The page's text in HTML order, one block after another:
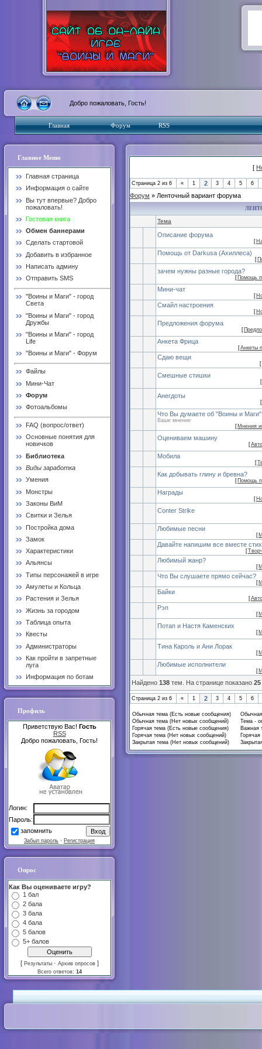
Добро пожаловать, Гость!
Главная Форум RSS
Главное Меню
Главная страница
Информация о сайте
Вы тут впервые? Добро
пожаловать!
Гостевая книга
Обмен баннерами
Сделать стартовой
Добавить в избранное
Написать админу
Отправить SMS
"Воины и Маги" - город
Света
"Воины и Маги" - город
Дружбы
"Воины и Маги" - город
Life
"Воины и Маги" - Форум
Файлы
Мини-Чат
Форум
Фотоальбомы
FAQ (вопрос/ответ)
Основные понятия для
новичков
Библиотека
Виды заработка
Умения
Монстры
Законы ВиМ
Свитки и Зелья
Постройка дома
Замок
Характеристики
Альянсы
Типы персонажей в игре
Амулеты и Кольца
Растения и Зелья
Жизнь за городом
Таблица опыта
Квесты
Администраторы
Как пройти в запретные
луга
Информация по ботам
Профиль
Приветствую Вас! Гость
RSS
Добро пожаловать, Гость!
Логин:
Пароль:
запомнить
Забыл пароль · Регистрация
Опрос
Как Вы оцениваете игру?
1 бал
2 бала
3 бала
4 бала
5 балов
5+ балов
[ Результаты · Архив опросов ]
Всего ответов: 14
[
Страница 2 из 6 « 1 2 3 4 5 6
Форум » Ленточный вариант форума
Тема
Описание форума
[
Помощь от Darkusa (Ахиллеса)
[
зачем нужны разные города?
[ Помощь
Мини-чат
[
Смайл настроения
[
Предложения форума
[
Анкета Фрица
[Анкеты
Сдаю вещи
[
Смешные стишки
[
Анегдоты
[
Что Вы думаете об "Воины и
Ваше мнение
[ Мнения
Оцениваем машину
[
Мобила
[
Как добывать глину и бревна?
[ Помощь
Награды
[
Сonter Strike
Любимые песни
[
Давайте напишим все вместе стих
[
Любимый жанр?
[
Что Вы слушаете прямо сейчас?
[
Байки
[
Рэп
[
Потап и Настя Каменских
[
Тина Кароль и Ани Лорак
[
Любимые исполнители
[
Найдено 138 тем. На странице показано 25
Страница 2 из 6 « 1 2 3 4 5 6
Обычная тема (Есть новые сообщения)
Обычная тема (Нет новых сообщений)
Тема -
Горячая тема (Есть новые сообщения)
Важная
Горячая тема (Нет новых сообщений)
Горячая
Закрытая тема (Нет новых сообщений)